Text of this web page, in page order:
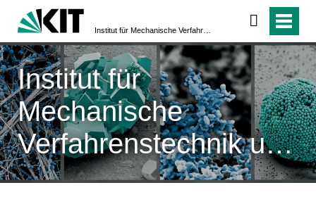
Institut für
Mechanische
Verfahrenstechnik und
Mechanik